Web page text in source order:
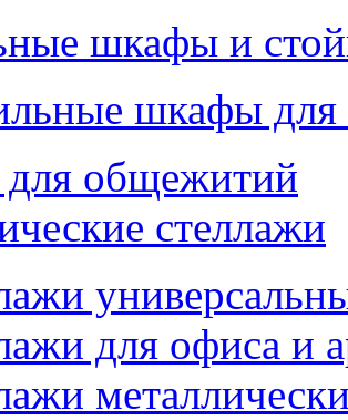
шкафы и
шкафы
общежитий
стеллажи
для офиса и